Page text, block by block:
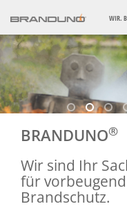
WIR.
BRANDUNO®
Wir sind Ihr
für
Brandschutz.